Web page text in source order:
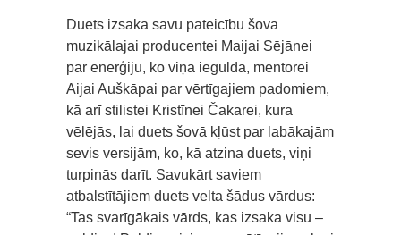
Duets izsaka savu pateicību šova
muzikālajai producentei Maijai Sējānei
par enerģiju, ko viņa iegulda, mentorei
Aijai Auškāpai par vērtīgajiem padomiem,
kā arī stilistei Kristīnei Čakarei, kura
vēlējās, lai duets šovā kļūst par labākajām
sevis versijām, ko, kā atzina duets, viņi
turpinās darīt. Savukārt saviem
atbalstītājiem duets velta šādus vārdus:
“Tas svarīgākais vārds, kas izsaka visu –